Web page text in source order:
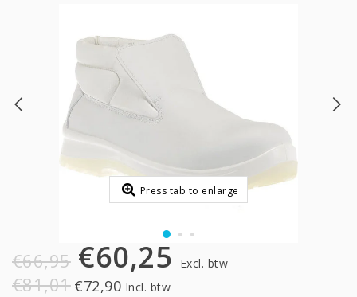
Press tab to enlarge
€66,95 €60,25 Excl. btw
€81,01 €72,90 Incl. btw